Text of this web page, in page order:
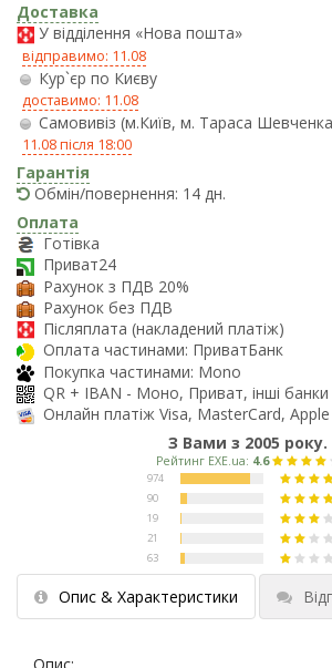
Доставка
У відділення «Нова пошта»
відправимо: 11.08
Кур`єр по Києву
доставимо: 11.08
Самовивіз (м.Київ, м. Тараса
11.08 після 18:00
Гарантія
Обмін/повернення: 14 дн.
Оплата
Готівка
Приват24
Рахунок з ПДВ 20%
Рахунок без ПДВ
Післяплата (накладений платіж)
Оплата частинами: ПриватБанк
Покупка частинами: Mono
QR + IBAN - Моно, Приват, інші банки
Онлайн платіж Visa, MasterCard,
З Вами з 2005 року.
Опис & Характеристики